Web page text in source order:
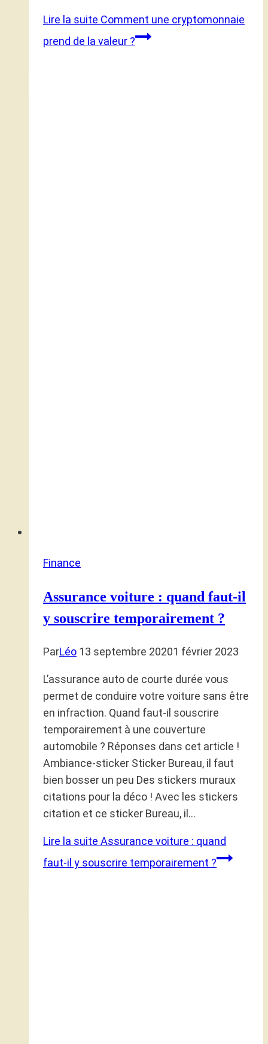
Lire la suite Comment une cryptomonnaie
prend de la valeur ?
Finance
Assurance voiture : quand faut-il
y souscrire temporairement ?
ParLéo 13 septembre 20201 février 2023
L’assurance auto de courte durée vous
permet de conduire votre voiture sans être
en infraction. Quand faut-il souscrire
temporairement à une couverture
automobile ? Réponses dans cet article !
Ambiance-sticker Sticker Bureau, il faut
bien bosser un peu Des stickers muraux
citations pour la déco ! Avec les stickers
citation et ce sticker Bureau, il…
Lire la suite Assurance voiture : quand
faut-il y souscrire temporairement ?